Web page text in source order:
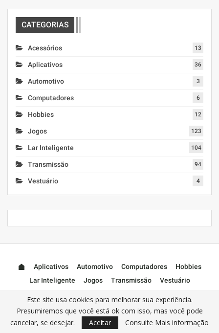
CATEGORIAS
Acessórios 13
Aplicativos 36
Automotivo 3
Computadores 6
Hobbies 12
Jogos 123
Lar Inteligente 104
Transmissão 94
Vestuário 4
Aplicativos Automotivo Computadores
Hobbies
Lar Inteligente
Jogos Transmissão
Vestuário
Este site usa cookies para melhorar sua experiência.
Presumiremos que você está ok com isso, mas você pode
cancelar, se desejar.
Aceitar Consulte Mais informação